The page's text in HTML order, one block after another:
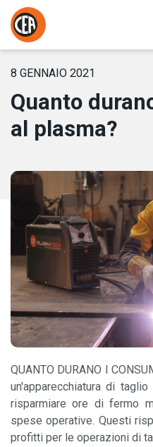
Vai al contenuto
HOME/
PLASMA?
8 GENNAIO 2021
Quanto
al plasma?
QUANTO DURANO I
un'apparecchiatura di
risparmiare ore di fermo
spese operative. Questi
profitti per le operazioni di